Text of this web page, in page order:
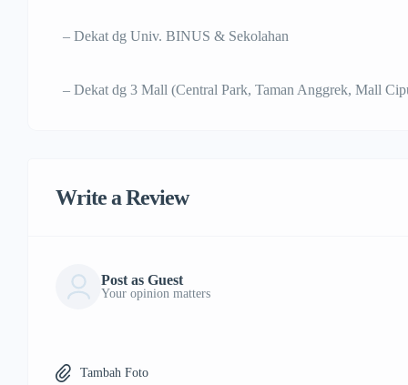
– Dekat dg Univ. BINUS & Sekolahan
– Dekat dg 3 Mall (Central Park, Taman Anggrek, Mall
Write a Review
Post as Guest
Your opinion matters
Tambah Foto